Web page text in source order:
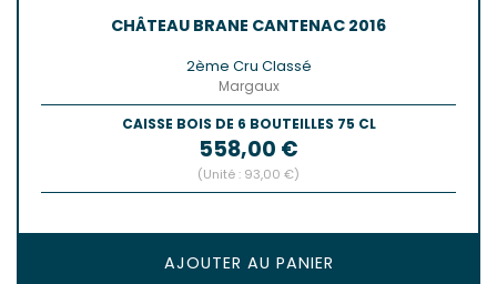
CHÂTEAU BRANE CANTENAC 2016
2ème Cru Classé
Margaux
CAISSE BOIS DE 6 BOUTEILLES 75 CL
Prix
558,00 €
(Unité : 93,00 €)
AJOUTER AU PANIER